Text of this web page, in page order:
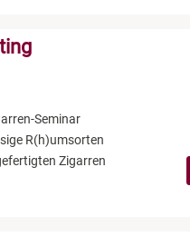
Seminar
R(h)umsorten
Zigarren